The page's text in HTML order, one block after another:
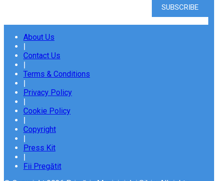
About Us
|
Contact Us
|
Terms & Conditions
|
Privacy Policy
|
Cookie Policy
|
Copyright
|
Press Kit
|
Fii Pregătit